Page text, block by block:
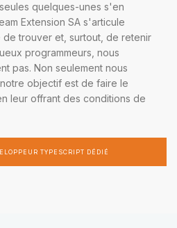
quelques-unes s'en
Extension SA s'articule
trouver et, surtout, de retenir
programmeurs, nous
pas. Non seulement nous
objectif est de faire le
leur offrant des conditions de
TYPESCRIPT DÉDIÉ